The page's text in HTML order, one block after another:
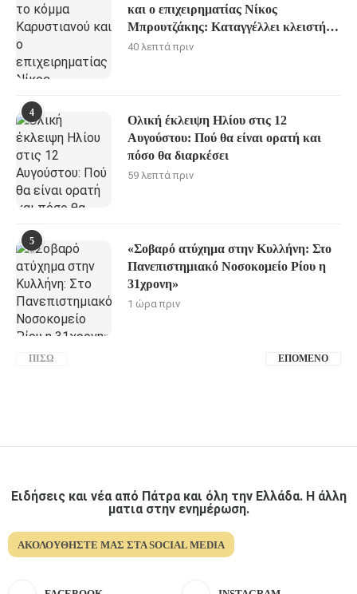
και ο επιχειρηματίας Νίκος
Μπρουτζάκης: Καταγγέλλει κλειστή
κάστα, «λένε προδότες και
40 λεπτά πριν
4
Ολική έκλειψη Ηλίου στις 12
Αυγούστου: Πού θα είναι ορατή και
πόσο θα διαρκέσει
59 λεπτά πριν
5
«Σοβαρό ατύχημα στην Κυλλήνη: Στο
Πανεπιστημιακό Νοσοκομείο Ρίου η
31χρονη»
1 ώρα πριν
ΠΊΣΩ ΕΠΌΜΕΝΟ
Ειδήσεις και νέα από Πάτρα και όλη την Ελλάδα. Η άλλη
ματια στην ενημέρωση.
ΑΚΟΛΟΥΘΉΣΤΕ ΜΑΣ ΣΤΑ SOCIAL MEDIA